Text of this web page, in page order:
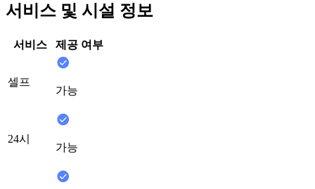
서비스 및 시설 정보
서비스 제공 여부
셀프
가능
24시
가능